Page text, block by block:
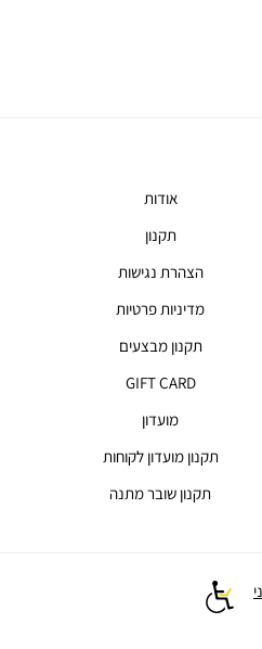
אודות
תקנון
הצהרת נגישות
מדיניות פרטיות
תקנון מבצעים
GIFT CARD
מועדון
תקנון מועדון לקוחות
תקנון שובר מתנה